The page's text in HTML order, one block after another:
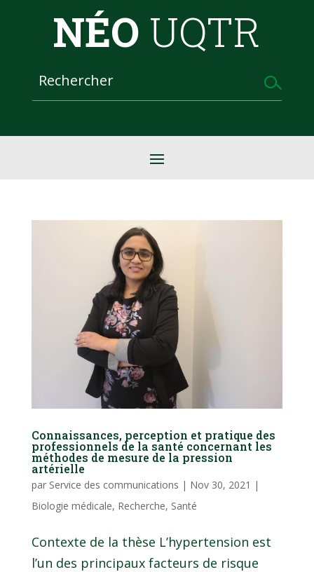
NÉO UQTR
Connaissances, perception et pratique des
professionnels de la santé concernant les
méthodes de mesure de la pression
artérielle
par Service des communications | Nov 30, 2021 |
Biologie médicale, Recherche, Santé
Contexte de la thèse L’hypertension est
l’un des principaux facteurs de risque